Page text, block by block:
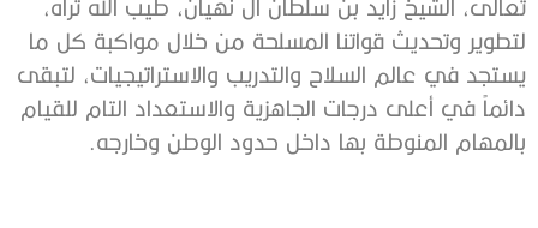
تعالى، الشيخ زايد بن سلطان آل نهيان، طيب الله ثراه،
لتطوير وتحديث قواتنا المسلحة من خلال مواكبة كل ما
يستجد في عالم السلاح والتدريب والاستراتيجيات، لتبقى
دائماً في أعلى درجات الجاهزية والاستعداد التام للقيام
بالمهام المنوطة بها داخل حدود الوطن وخارجه.